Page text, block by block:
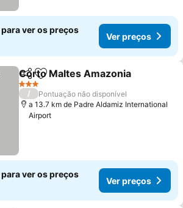
ver os preços
Ver preços
PartilharAdicionar aos favoritos
Corto Maltes Amazonia
3 Estrelas
/
Pontuação não disponível
a 13.7 km de Padre Aldamiz International
Airport
ver os preços
Ver preços